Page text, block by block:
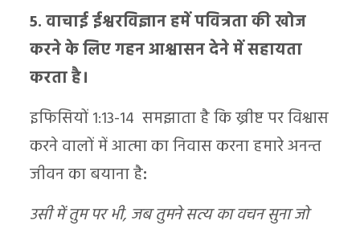
5. वाचाई ईश्वरविज्ञान हमें पवित्रता की खोज
करने के लिए गहन आश्वासन देने में सहायता
करता है।
इफिसियों 1:13-14 समझाता है कि ख्रीष्ट पर विश्वास
करने वालों में आत्मा का निवास करना हमारे अनन्त
जीवन का बयाना है:
उसी में तुम पर भी, जब तुमने सत्य का वचन सुना जो